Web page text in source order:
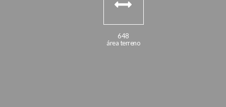
648
área terreno